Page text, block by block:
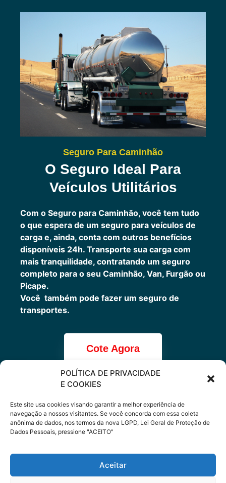
POLÍTICA DE PRIVACIDADE
E COOKIES
Este site usa cookies visando garantir a melhor experiência de
navegação a nossos visitantes. Se você concorda com essa coleta
anônima de dados, nos termos da nova LGPD, Lei Geral de Proteção de
Dados Pessoais, pressione "ACEITO"
Aceitar
Seguro Para Caminhão
O Seguro Ideal Para
Veículos Utilitários
Com o Seguro para Caminhão, você tem tudo
o que espera de um seguro para veículos de
carga e, ainda, conta com outros benefícios
disponíveis 24h. Transporte sua carga com
mais tranquilidade, contratando um seguro
completo para o seu Caminhão, Van, Furgão ou
Picape.
Você também pode fazer um seguro de
transportes.
Cote Agora
Cote online ou
peça via
WhatsApp